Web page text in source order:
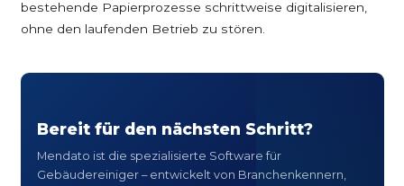
bestehende Papierprozesse schrittweise digitalisieren,
ohne den laufenden Betrieb zu stören.
Bereit für den nächsten Schritt?
Mendato ist die spezialisierte Software für
Gebäudereiniger – entwickelt von Branchenkennern,